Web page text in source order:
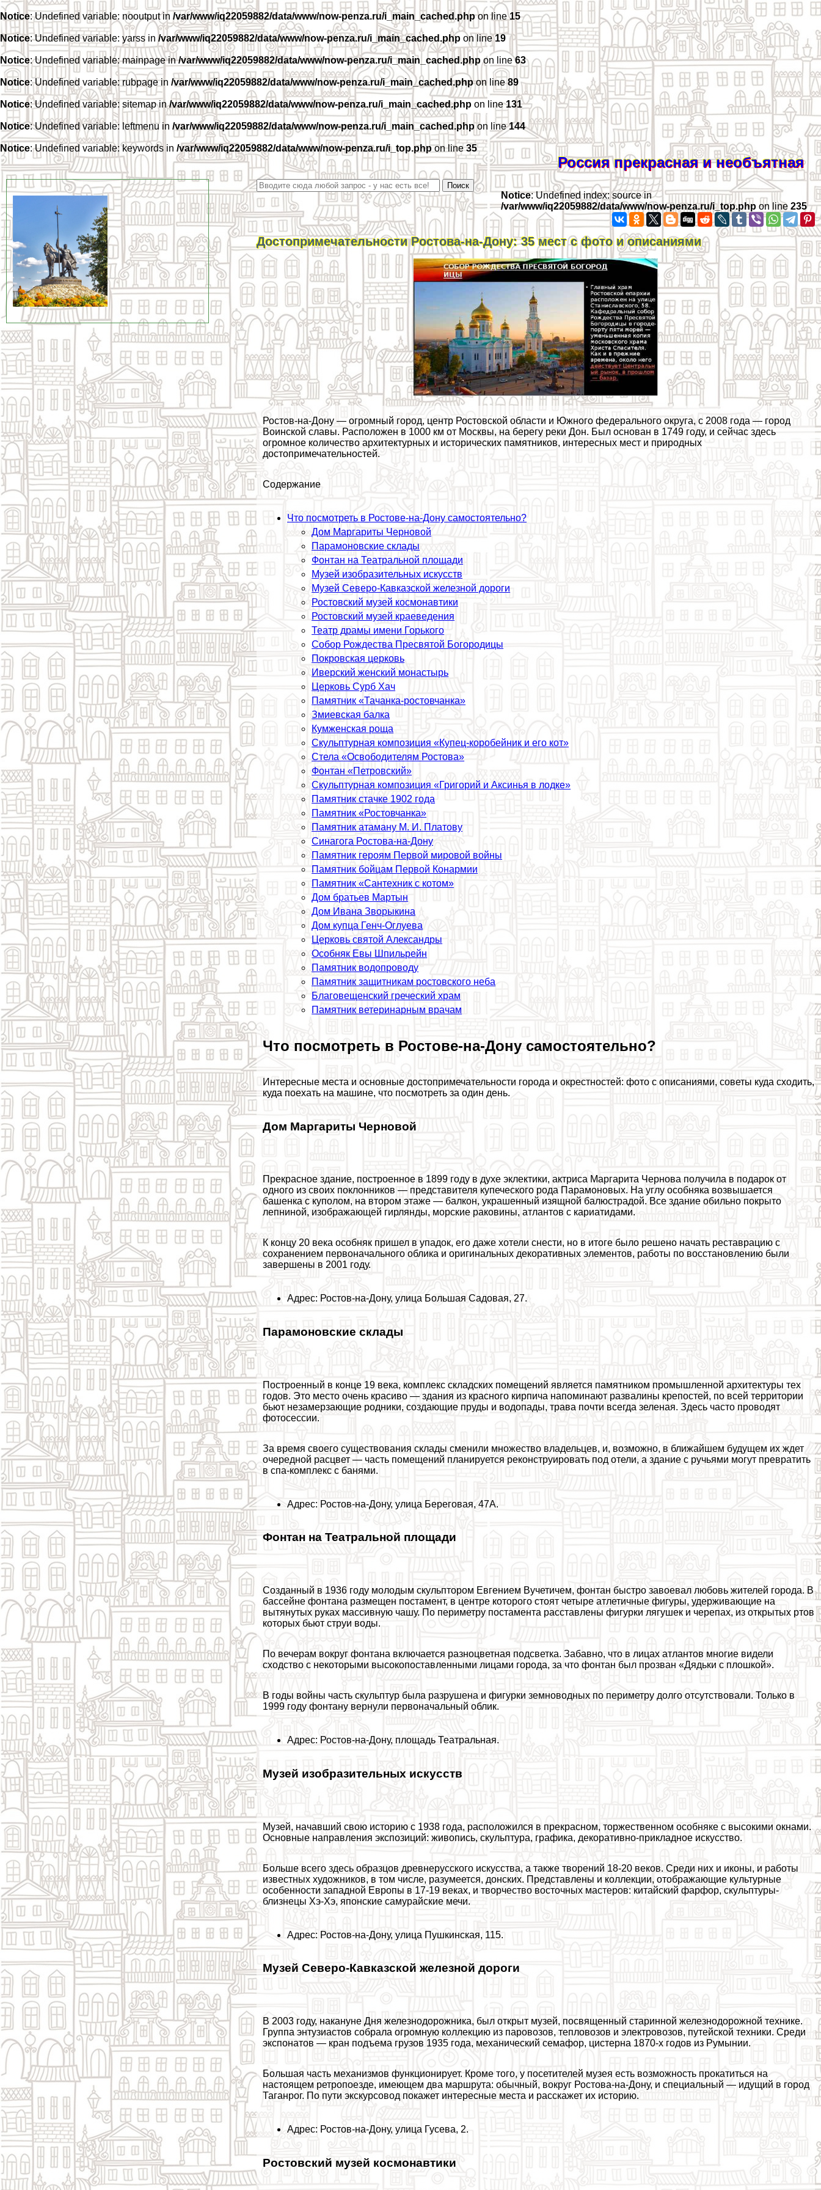
Notice: Undefined variable: nooutput in /var/www/iq22059882/data/www/now-penza.ru/i_main_cached.phpon line15
Notice: Undefined variable: yarss in /var/www/iq22059882/data/www/now-penza.ru/i_main_cached.php on line19
Notice: Undefined variable: mainpage in/var/www/iq22059882/data/www/now-penza.ru/i_main_cached.phpon line63
Notice: Undefined variable: rubpage in /var/www/iq22059882/data/www/now-penza.ru/i_main_cached.phpon line89
Notice: Undefined variable: sitemap in/var/www/iq22059882/data/www/now-penza.ru/i_main_cached.php on line131
Notice: Undefined variable: leftmenu in /var/www/iq22059882/data/www/now-penza.ru/i_main_cached.phpon line144
Notice: Undefined variable: keywords in /var/www/iq22059882/data/www/now-penza.ru/i_top.phpon line35
Россия прекрасная и необъятная
Notice: Undefined index: source in
/var/www/iq22059882/data/www/now-penza.ru/i_top.php on line235
Достопримечательности Ростова-на-Дону: 35 мест с фото и описаниями
Ростов-на-Дону — огромный город, центр Ростовской области и Южного федерального округа, с 2008 года — город
Воинской славы. Расположен в 1000 км от Москвы, на берегу реки Дон. Был основан в 1749 году, и сейчас здесь
огромное количество архитектурных и исторических памятников, интересных мест и природных
достопримечательностей.
Содержание
Что посмотреть в Ростове-на-Дону самостоятельно?
Дом Маргариты Черновой
Парамоновские склады
Фонтан на Театральной площади
Музей изобразительных искусств
Музей Северо-Кавказской железной дороги
Ростовский музей космонавтики
Ростовский музей краеведения
Театр драмы имени Горького
Собор Рождества Пресвятой Богородицы
Покровская церковь
Иверский женский монастырь
Церковь Сурб Хач
Памятник «Тачанка-ростовчанка»
Змиевская балка
Кумженская роща
Скульптурная композиция «Купец-коробейник и его кот»
Стела «Освободителям Ростова»
Фонтан «Петровский»
Скульптурная композиция «Григорий и Аксинья в лодке»
Памятник стачке 1902 года
Памятник «Ростовчанка»
Памятник атаману М. И. Платову
Синагога Ростова-на-Дону
Памятник героям Первой мировой войны
Памятник бойцам Первой Конармии
Памятник «Сантехник с котом»
Дом братьев Мартын
Дом Ивана Зворыкина
Дом купца Генч-Оглуева
Церковь святой Александры
Особняк Евы Шпильрейн
Памятник водопроводу
Памятник защитникам ростовского неба
Благовещенский греческий храм
Памятник ветеринарным врачам
Что посмотреть в Ростове-на-Дону самостоятельно?
Интересные места и основные достопримечательности города и окрестностей: фото с описаниями, советы куда сходить,
куда поехать на машине, что посмотреть за один день.
Дом Маргариты Черновой
Прекрасное здание, построенное в 1899 году в духе эклектики, актриса Маргарита Чернова получила в подарок от
одного из своих поклонников — представителя купеческого рода Парамоновых. На углу особняка возвышается
башенка с куполом, на втором этаже — балкон, украшенный изящной балюстрадой. Все здание обильно покрыто
лепниной, изображающей гирлянды, морские paковины, атлантов с кариатидами.
К концу 20 века особняк пришел в упадок, его даже хотели снести, но в итоге было решено начать реставрацию с
сохранением первоначального облика и оригинальных декоративных элементов, работы по восстановлению были
завершены в 2001 году.
Адрес: Ростов-на-Дону, улица Большая Садовая, 27.
Парамоновские склады
Построенный в конце 19 века, комплекс складских помещений является памятником промышленной архитектуры тех
годов. Это место очень красиво — здания из красного кирпича напоминают развалины крепостей, по всей территории
бьют незамерзающие родники, создающие пруды и водопады, трава почти всегда зеленая. Здесь часто проводят
фотосессии.
За время своего существования склады сменили множество владельцев, и, возможно, в ближайшем будущем их ждет
очередной расцвет — часть помещений планируется реконструировать под отели, а здание с ручьями могут превратить
в спа-комплекс с банями.
Адрес: Ростов-на-Дону, улица Береговая, 47А.
Фонтан на Театральной площади
Созданный в 1936 году молодым скульптором Евгением Вучетичем, фонтан быстро завоевал любовь жителей города. В
бассейне фонтана размещен постамент, в центре которого стоят четыре атлетичные фигуры, удерживающие на
вытянутых руках массивную чашу. По периметру постамента расставлены фигурки лягушек и черепах, из открытых ртов
которых бьют струи воды.
По вечерам вокруг фонтана включается разноцветная подсветка. Забавно, что в лицах атлантов многие видели
сходство с некоторыми высокопоставленными лицами города, за что фонтан был прозван «Дядьки с плошкой».
В годы войны часть скульптур была разрушена и фигурки земноводных по периметру долго отсутствовали. Только в
1999 году фонтану вернули первоначальный облик.
Адрес: Ростов-на-Дону, площадь Театральная.
Музей изобразительных искусств
Музей, начавший свою историю с 1938 года, расположился в прекрасном, торжественном особняке с высокими окнами.
Основные направления экспозиций: живопись, скульптура, графика, декоративно-прикладное искусство.
Больше всего здесь образцов древнерусского искусства, а также творений 18-20 веков. Среди них и иконы, и работы
известных художников, в том числе, разумеется, донских. Представлены и коллекции, отображающие культурные
особенности западной Европы в 17-19 веках, и творчество восточных мастеров: китайский фарфор, скульптуры-
близнецы Хэ-Хэ, японские самурайские мечи.
Адрес: Ростов-на-Дону, улица Пушкинская, 115.
Музей Северо-Кавказской железной дороги
В 2003 году, накануне Дня железнодорожника, был открыт музей, посвященный старинной железнодорожной технике.
Группа энтузиастов собрала огромную коллекцию из паровозов, тепловозов и электровозов, путейской техники. Среди
экспонатов — кран подъема грузов 1935 года, механический семафор, цистерна 1870-х годов из Румынии.
Большая часть механизмов функционирует. Кроме того, у посетителей музея есть возможность прокатиться на
настоящем ретропоезде, имеющем два маршрута: обычный, вокруг Ростова-на-Дону, и специальный — идущий в город
Таганрог. По пути экскурсовод покажет интересные места и расскажет их историю.
Адрес: Ростов-на-Дону, улица Гусева, 2.
Ростовский музей космонавтики